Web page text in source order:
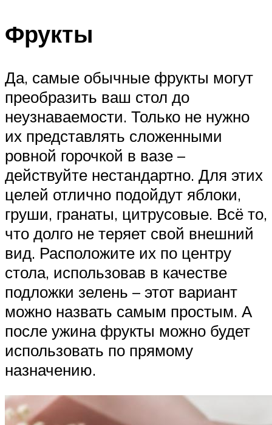
Фрукты
Да, самые обычные фрукты могут
преобразить ваш стол до
неузнаваемости. Только не нужно
их представлять сложенными
ровной горочкой в вазе –
действуйте нестандартно. Для этих
целей отлично подойдут яблоки,
груши, гранаты, цитрусовые. Всё то,
что долго не теряет свой внешний
вид. Расположите их по центру
стола, использовав в качестве
подложки зелень – этот вариант
можно назвать самым простым. А
после ужина фрукты можно будет
использовать по прямому
назначению.